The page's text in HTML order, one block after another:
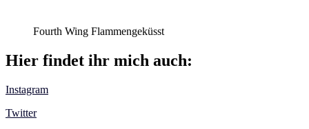
Fourth Wing Flammengeküsst
Hier findet ihr mich auch:
Instagram
Twitter